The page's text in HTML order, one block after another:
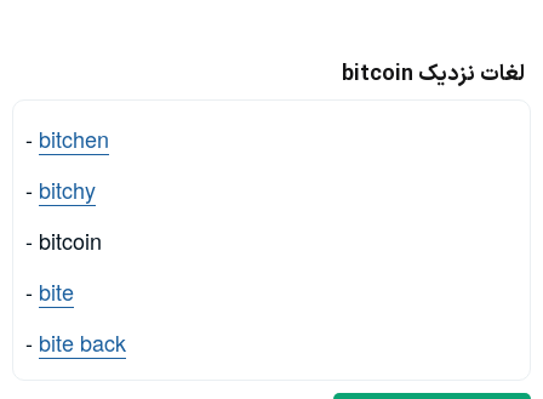
لغات نزدیک bitcoin
- bitchen
- bitchy
- bitcoin
- bite
- bite back